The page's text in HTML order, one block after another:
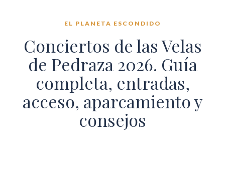
EL PLANETA ESCONDIDO
Conciertos de las Velas
de Pedraza 2026. Guía
completa, entradas,
acceso, aparcamiento y
consejos